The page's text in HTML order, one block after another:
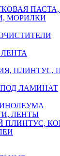
МОРИЛКИ
ПЛИНТУС,
ЛАМИНАТ
ЛЕНТЫ
ПЛИНТУС,